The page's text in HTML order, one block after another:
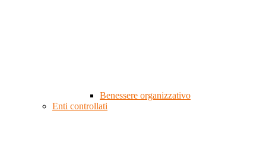
Benessere organizzativo
Enti controllati